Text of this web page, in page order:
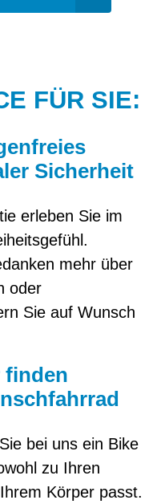
FÜR SIE:
Sicherheit
erleben Sie im
mehr über
oder
Sie auf Wunsch
finden
bei uns ein Bike
zu Ihren
Körper passt.